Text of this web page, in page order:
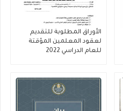
الأوراق المطلوبة للتقديم
لعقود المعلمين المؤقتة
للعام الدراسي 2022